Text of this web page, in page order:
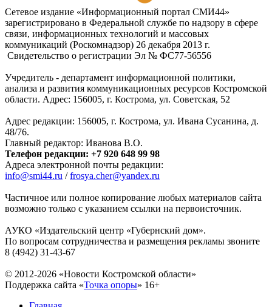
Сетевое издание «Информационный портал СМИ44»
зарегистрировано в Федеральной службе по надзору в сфере
связи, информационных технологий и массовых
коммуникаций (Роскомнадзор) 26 декабря 2013 г.
Свидетельство о регистрации Эл № ФC77-56556
Учредитель - департамент информационной политики,
анализа и развития коммуникационных ресурсов Костромской
области. Адрес: 156005, г. Кострома, ул. Советская, 52
Адрес редакции: 156005, г. Кострома, ул. Ивана Сусанина, д.
48/76.
Главный редактор: Иванова В.О.
Телефон редакции: +7 920 648 99 98
Адреса электронной почты редакции:
info@smi44.ru /frosya.cher@yandex.ru
Частичное или полное копирование любых материалов сайта
возможно только с указанием ссылки на первоисточник.
АУКО «Издательский центр «Губернский дом».
По вопросам сотрудничества и размещения рекламы звоните
8 (4942) 31-43-67
© 2012-2026 «Новости Костромской области»
Поддержка сайта «Точка опоры» 16+